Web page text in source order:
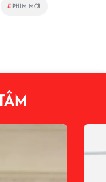
# PHIM MỚI